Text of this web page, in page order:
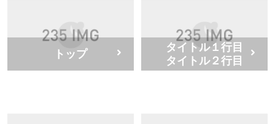
トップ
タイトル１行目
タイトル２行目